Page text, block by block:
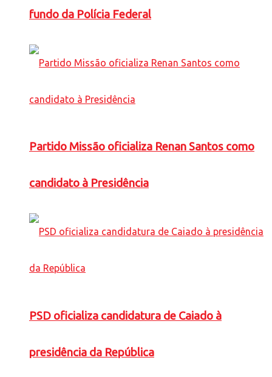
fundo da Polícia Federal
Partido Missão oficializa Renan Santos como
candidato à Presidência
PSD oficializa candidatura de Caiado à
presidência da República